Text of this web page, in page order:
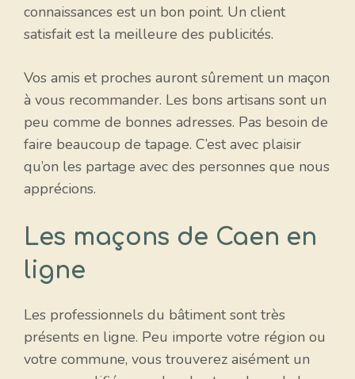
connaissances est un bon point. Un client
satisfait est la meilleure des publicités.
Vos amis et proches auront sûrement un maçon
à vous recommander. Les bons artisans sont un
peu comme de bonnes adresses. Pas besoin de
faire beaucoup de tapage. C’est avec plaisir
qu’on les partage avec des personnes que nous
apprécions.
Les maçons de Caen en
ligne
Les professionnels du bâtiment sont très
présents en ligne. Peu importe votre région ou
votre commune, vous trouverez aisément un